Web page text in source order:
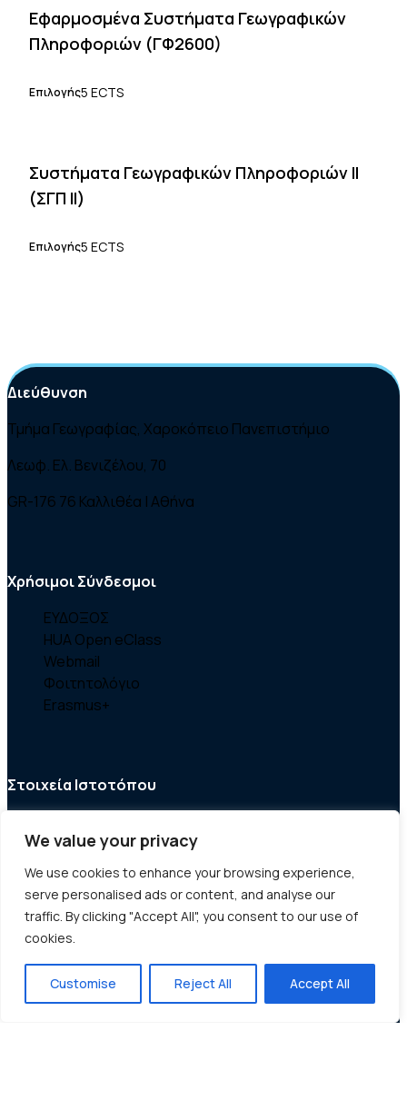
We value your privacy
We use cookies to enhance your browsing experience,
serve personalised ads or content, and analyse our
traffic. By clicking "Accept All", you consent to our use of
cookies.
Customise Reject All Accept All
Εφαρμοσμένα Συστήματα Γεωγραφικών
Πληροφοριών (ΓΦ2600)
Επιλογής5 ECTS
Συστήματα Γεωγραφικών Πληροφοριών ΙΙ
(ΣΓΠ ΙΙ)
Επιλογής5 ECTS
Διεύθυνση
Τμήμα Γεωγραφίας, Χαροκόπειο Πανεπιστήμιο
Λεωφ. Ελ. Βενιζέλου, 70
GR-176 76 Καλλιθέα | Αθήνα
Χρήσιμοι Σύνδεσμοι
ΕΥΔΟΞΟΣ
HUA Open eClass
Webmail
Φοιτητολόγιο
Erasmus+
Στοιχεία Ιστοτόπου
Δήλωση προσβασιμότητας
Συντελεστές